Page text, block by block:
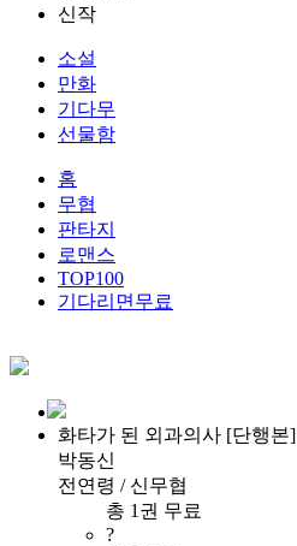
신작
소설
만화
기다무
선물함
홈
무협
판타지
로맨스
TOP100
기다리면무료
화타가 된 외과의사 [단행본]
박동신
전연령 / 신무협
총 1권 무료
?